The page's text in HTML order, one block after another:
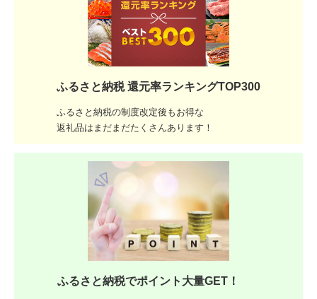
ふるさと納税 還元率ランキングTOP300
ふるさと納税の制度改定後もお得な
返礼品はまだまだたくさんあります！
ふるさと納税でポイント大量GET！